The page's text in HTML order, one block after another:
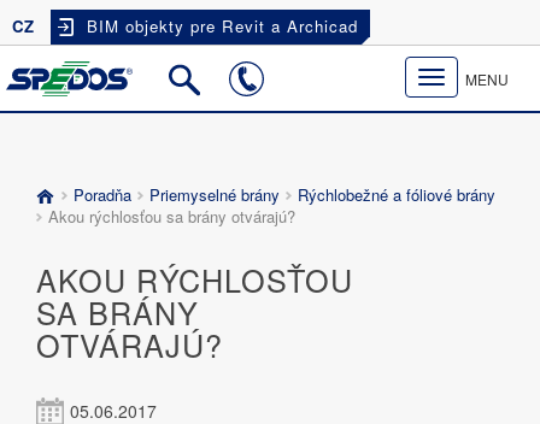
CZ BIM objekty pre Revit a Archicad
Toggle
navigation
MENU
Poradňa Priemyselné brány
Rýchlobežné a fóliové brány
Akou rýchlosťou sa brány otvárajú?
AKOU RÝCHLOSŤOU
SA BRÁNY
OTVÁRAJÚ?
05.06.2017